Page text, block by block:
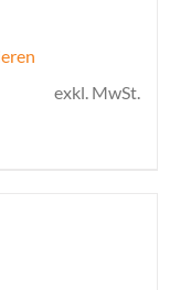
exkl. MwSt.